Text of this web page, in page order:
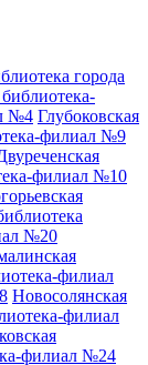
города
№4 Глубоковская
филиал №9
филиал №10
№20
филиал
Новосолянская
филиал
филиал №24